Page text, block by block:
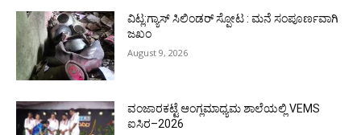
ವಿಟ್ಲ:ಗ್ಯಾಸ್ ಸಿಲಿಂಡರ್ ಸ್ಪೋಟ : ಮನೆ ಸಂಪೂರ್ಣವಾಗಿ
ಜಖಂ
August 9, 2026
ವಂಜಾರಕಟ್ಟೆ ಆಂಗ್ಲಮಾಧ್ಯಮ ಶಾಲೆಯಲ್ಲಿ VEMS
ಐಸಿರ–2026